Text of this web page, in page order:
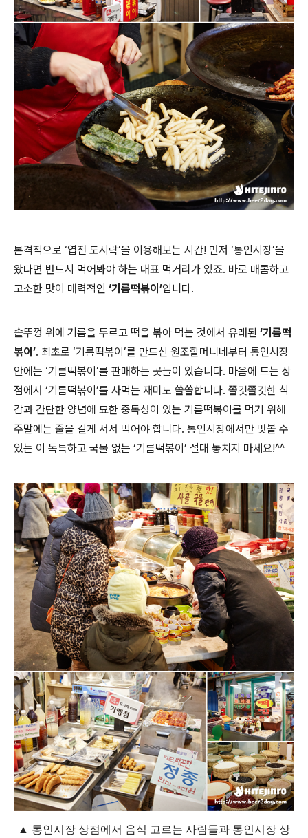
본격적으로 ‘엽전 도시락’을 이용해보는 시간! 먼저 ‘통인시장’을
왔다면 반드시 먹어봐야 하는 대표 먹거리가 있죠. 바로 매콤하고
고소한 맛이 매력적인 ‘기름떡볶이’입니다.
솥뚜껑 위에 기름을 두르고 떡을 볶아 먹는 것에서 유래된 ‘기름떡
볶이’. 최초로 ‘기름떡볶이’를 만드신 원조할머니네부터 통인시장
안에는 ‘기름떡볶이’를 판매하는 곳들이 있습니다. 마음에 드는 상
점에서 ‘기름떡볶이’를 사먹는 재미도 쏠쏠합니다. 쫄깃쫄깃한 식
감과 간단한 양념에 묘한 중독성이 있는 기름떡볶이를 먹기 위해
주말에는 줄을 길게 서서 먹어야 합니다. 통인시장에서만 맛볼 수
있는 이 독특하고 국물 없는 ‘기름떡볶이’ 절대 놓치지 마세요!^^
▲ 통인시장 상점에서 음식 고르는 사람들과 통인시장 상